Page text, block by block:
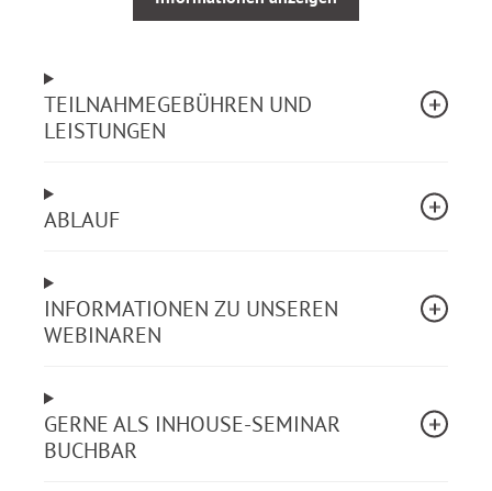
Wann werden diese Diagnosen gestellt?
auf das alltägliche Leben des
Leistungsberechtigten?
Was ist bei der Gesprächsführung zu beachten?
fundiertes Grundlagenwissen über fünf häufige
Krankheitsbilder – anschaulich und für den
medizinischen Laien verständlich – zu vermitteln.
Inhalt durch Diskussionen vertieft.
Aus dem Webinarinhalt
TEILNAHMEGEBÜHREN UND
LEISTUNGEN
ABLAUF
INFORMATIONEN ZU UNSEREN
WEBINAREN
GERNE ALS INHOUSE-SEMINAR
BUCHBAR